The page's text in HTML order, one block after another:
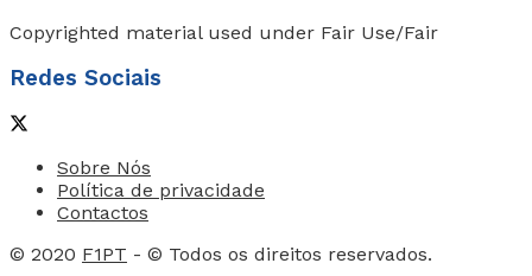
Copyrighted material used under Fair Use/Fair
Redes Sociais
Sobre Nós
Política de privacidade
Contactos
© 2020 F1PT - © Todos os direitos reservados.